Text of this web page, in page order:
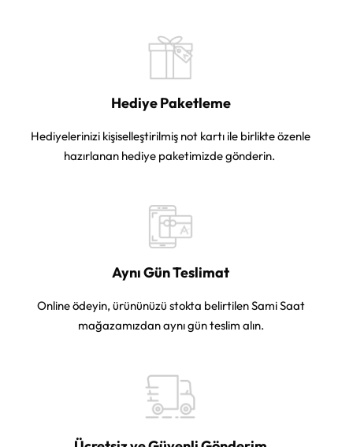
Hediye Paketleme
Hediyelerinizi kişiselleştirilmiş not kartı ile birlikte özenle
hazırlanan hediye paketimizde gönderin.
Aynı Gün Teslimat
Online ödeyin, ürününüzü stokta belirtilen Sami Saat
mağazamızdan aynı gün teslim alın.